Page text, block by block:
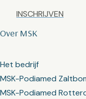
Over MSK
Het bedrijf
MSK-Podiamed
MSK-Podiamed
Captcha